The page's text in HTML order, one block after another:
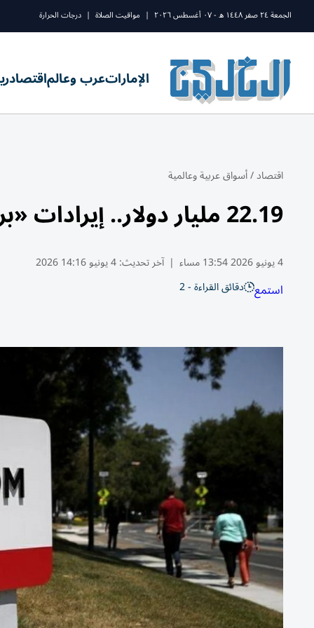
الجمعة ٢٤ صفر ١٤٤٨ ه - ٠٧ أغسطس ٢٠٢٦ | مواقيت الصلاة | درجات الحرارة
الإماراتعرب وعالماقتصاد
اقتصاد/أسواق عربية وعالمية
22.19 مليار دولار.. إيرادات «برودكوم» أقل من التوقعات
4 يونيو 2026 13:54 مساء | آخر تحديث:4 يونيو 14:16 2026
استمع دقائق القراءة - 2